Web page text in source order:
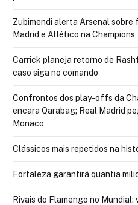
Zubimendi alerta Arsenal sobre
Madrid e Atlético na Champions
Carrick planeja retorno de
caso siga no comando
Confrontos dos play-offs da
encara Qarabag; Real Madrid
Monaco
Clássicos mais repetidos na
Fortaleza garantirá quantia
Rivais do Flamengo no